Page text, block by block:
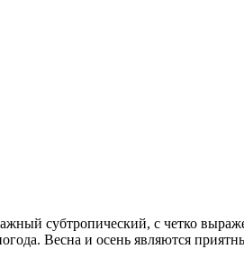
субтропический, с четко
Весна и осень являются